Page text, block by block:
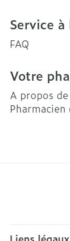
Service
FAQ
Votre
A propos
Pharmacien